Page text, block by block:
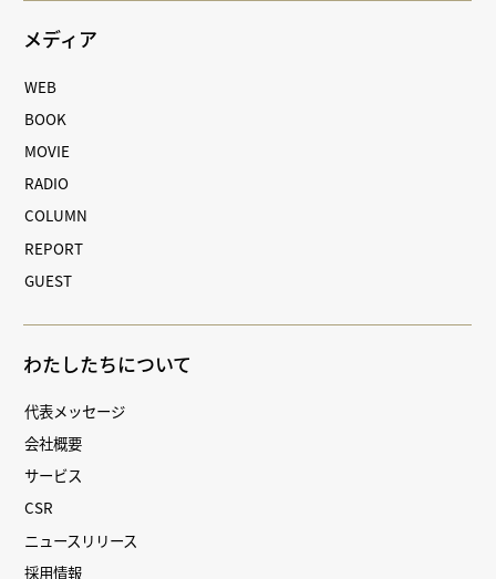
メディア
WEB
BOOK
MOVIE
RADIO
COLUMN
REPORT
GUEST
わたしたちについて
代表メッセージ
会社概要
サービス
CSR
ニュースリリース
採用情報